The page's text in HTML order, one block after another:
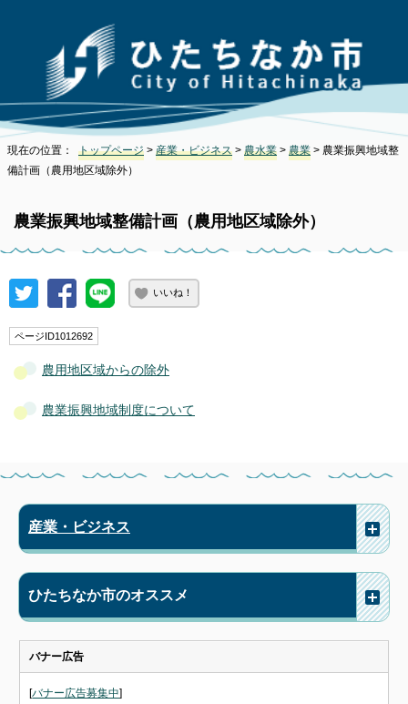
現在の位置： トップページ > 産業・ビジネス > 農水業 > 農業 > 農業振興地域整
備計画（農用地区域除外）
農業振興地域整備計画（農用地区域除外）
いいね！
ページID1012692
農用地区域からの除外
農業振興地域制度について
産業・ビジネス
ひたちなか市のオススメ
バナー広告
[バナー広告募集中]